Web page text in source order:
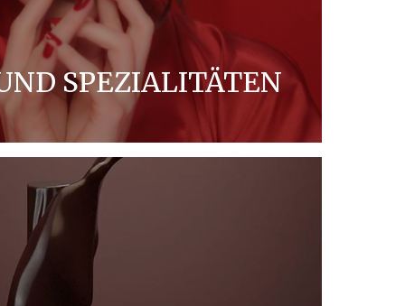
SPEZIALITÄTEN
und Spezialitäten bietet Ferrero
jeden Anlass.